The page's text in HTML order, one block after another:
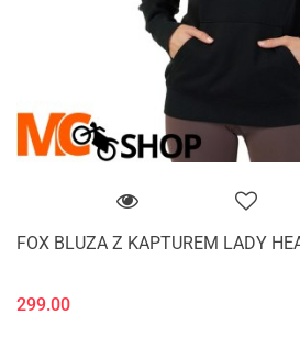
FOX BLUZA Z KAPTUREM LADY
299.00